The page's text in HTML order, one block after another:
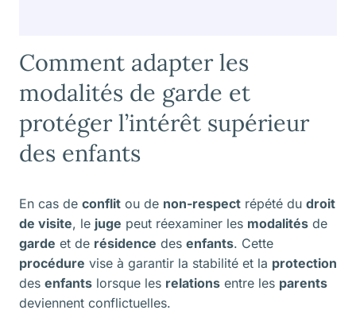
Comment adapter les
modalités de garde et
protéger l’intérêt supérieur
des enfants
En cas de conflit ou de non-respect répété du droit
de visite, le juge peut réexaminer les modalités de
garde et de résidence des enfants. Cette
procédure vise à garantir la stabilité et la protection
des enfants lorsque les relations entre les parents
deviennent conflictuelles.